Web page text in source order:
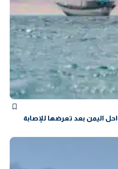
اليمن بعد تعرضها للإصابة